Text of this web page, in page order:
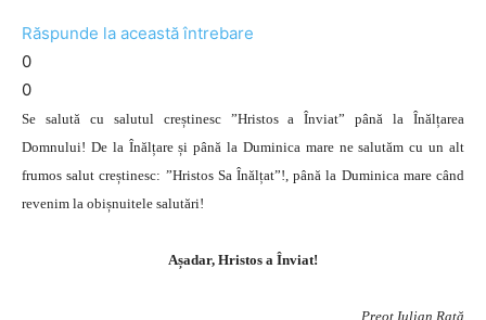
Răspunde la această întrebare
0
0
Se salută cu salutul creștinesc ”Hristos a Înviat” până la Înălțarea
Domnului! De la Înălțare și până la Duminica mare ne salutăm cu un alt
frumos salut creștinesc: ”Hristos Sa Înălțat”!, până la Duminica mare când
revenim la obișnuitele salutări!
Așadar, Hristos a Înviat!
Preot Iulian Rață